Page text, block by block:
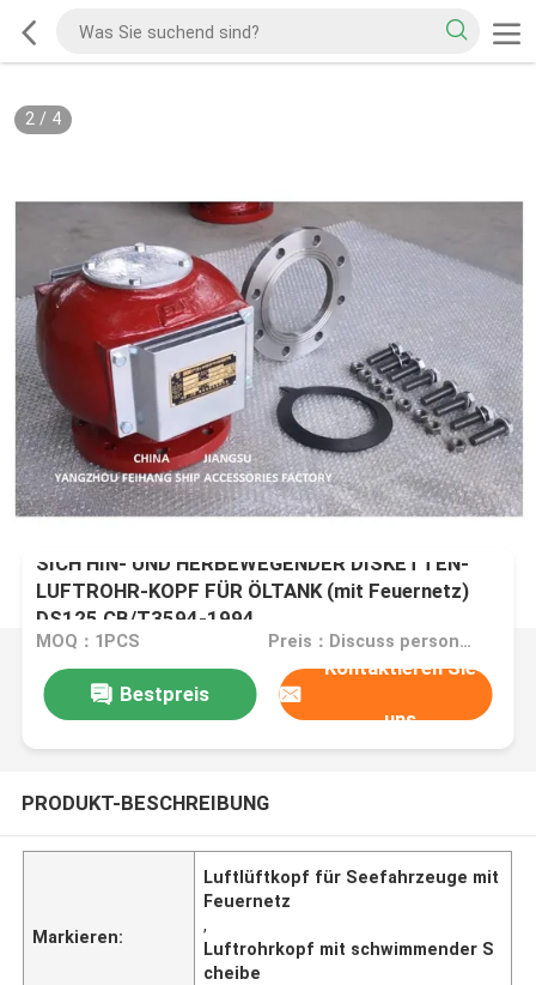
2/ 4
SICH HIN- UND HERBEWEGENDER DISKETTEN-
LUFTROHR-KOPF FÜR ÖLTANK (mit Feuernetz)
DS125 CB/T3594-1994
MOQ：1PCS Preis：Discuss personally
Bestpreis
Kontaktieren Sie
uns
PRODUKT-BESCHREIBUNG
Markieren:
Luftlüftkopf für Seefahrzeuge mit
Feuernetz
,
Luftrohrkopf mit schwimmender S
cheibe